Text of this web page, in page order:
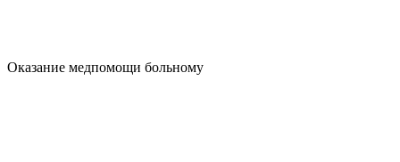
Оказание медпомощи больному